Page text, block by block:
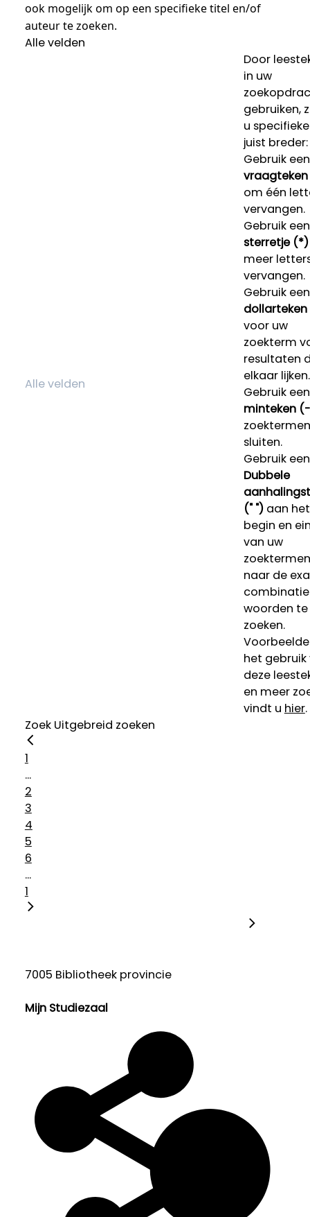
ook mogelijk om op een specifieke titel en/of
auteur te zoeken.
Alle velden
Door
in uw
gebruiken,
u
juist breder:
Gebruik een
om één
vervangen.
Gebruik een
sterretje (*)
meer
vervangen.
Gebruik een
voor uw
zoekterm
resultaten
elkaar lijken.
Gebruik een
minteken
sluiten.
Gebruik een
Dubbele
(" ")aan het
begin en
van uw
naar de
woorden te
zoeken.
het gebruik
deze
en meer
vindt u hier.
Zoek Uitgebreid zoeken
1
...
2
3
4
5
6
...
1
7005 Bibliotheek provincie
Mijn Studiezaal